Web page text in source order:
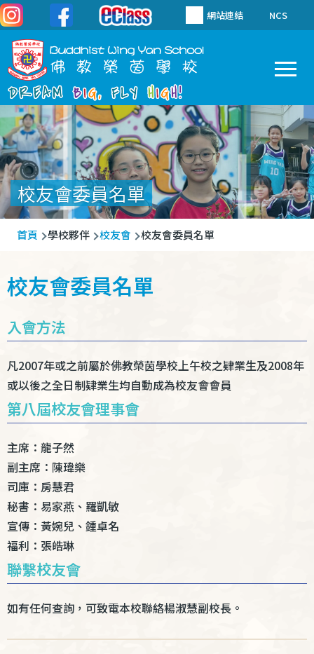
移至主內容 網站連結 NCS
Main
navigation
校友會委員名單
導
連
結
首頁 學校夥伴 校友會 校友會委員名單
校友會委員名單
入會方法
凡2007年或之前屬於佛教榮茵學校上午校之肄業生及2008年
或以後之全日制肄業生均自動成為校友會會員
第八屆校友會理事會
主席：龍子然
副主席：陳瑋樂
司庫：房慧君
秘書：易家燕、羅凱敏
宣傳：黃婉兒、鍾卓名
福利：張皓琳
聯繫校友會
如有任何查詢，可致電本校聯絡楊淑慧副校長。